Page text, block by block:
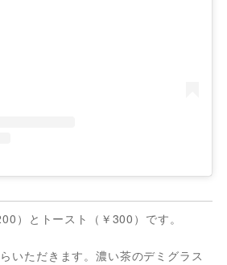
）とトースト（￥300）です。
いただきます。濃い茶のデミグラス